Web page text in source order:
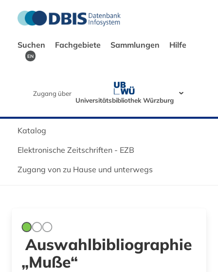
Suchen Fachgebiete Sammlungen Hilfe
EN
Zugang über
Universitätsbibliothek Würzburg
Katalog
Elektronische Zeitschriften - EZB
Zugang von zu Hause und unterwegs
Auswahlbibliographie
„Muße“